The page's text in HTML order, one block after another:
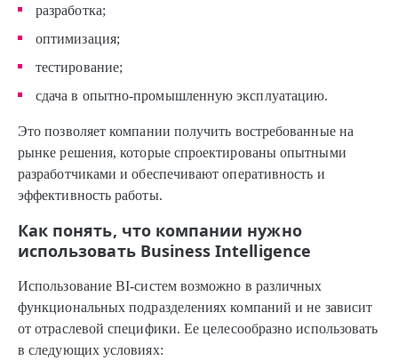
разработка;
оптимизация;
тестирование;
сдача в опытно-промышленную эксплуатацию.
Это позволяет компании получить востребованные на
рынке решения, которые спроектированы опытными
разработчиками и обеспечивают оперативность и
эффективность работы.
Как понять, что компании нужно
использовать Business Intelligence
Использование BI-систем возможно в различных
функциональных подразделениях компаний и не зависит
от отраслевой специфики. Ее целесообразно использовать
в следующих условиях: